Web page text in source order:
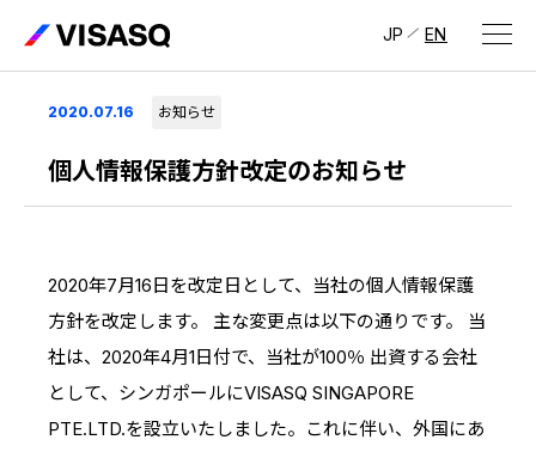
JP EN
会社情報
ビザスクについて
経営メンバー
会社概要・拠点
IR情報
IR情報トップ
採用情報
2020.07.16 お知らせ
個人情報保護方針改定のお知らせ
2020年7月16日を改定日として、当社の個人情報保護
方針を改定します。 主な変更点は以下の通りです。 当
社は、2020年4月1日付で、当社が100％ 出資する会社
として、シンガポールにVISASQ SINGAPORE
PTE.LTD.を設立いたしました。これに伴い、外国にあ